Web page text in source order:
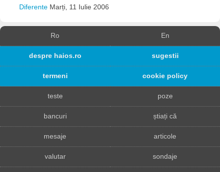
Diferente Marți, 11 Iulie 2006
Ro En
despre haios.ro sugestii
termeni cookie policy
teste poze
bancuri știați că
mesaje articole
valutar sondaje